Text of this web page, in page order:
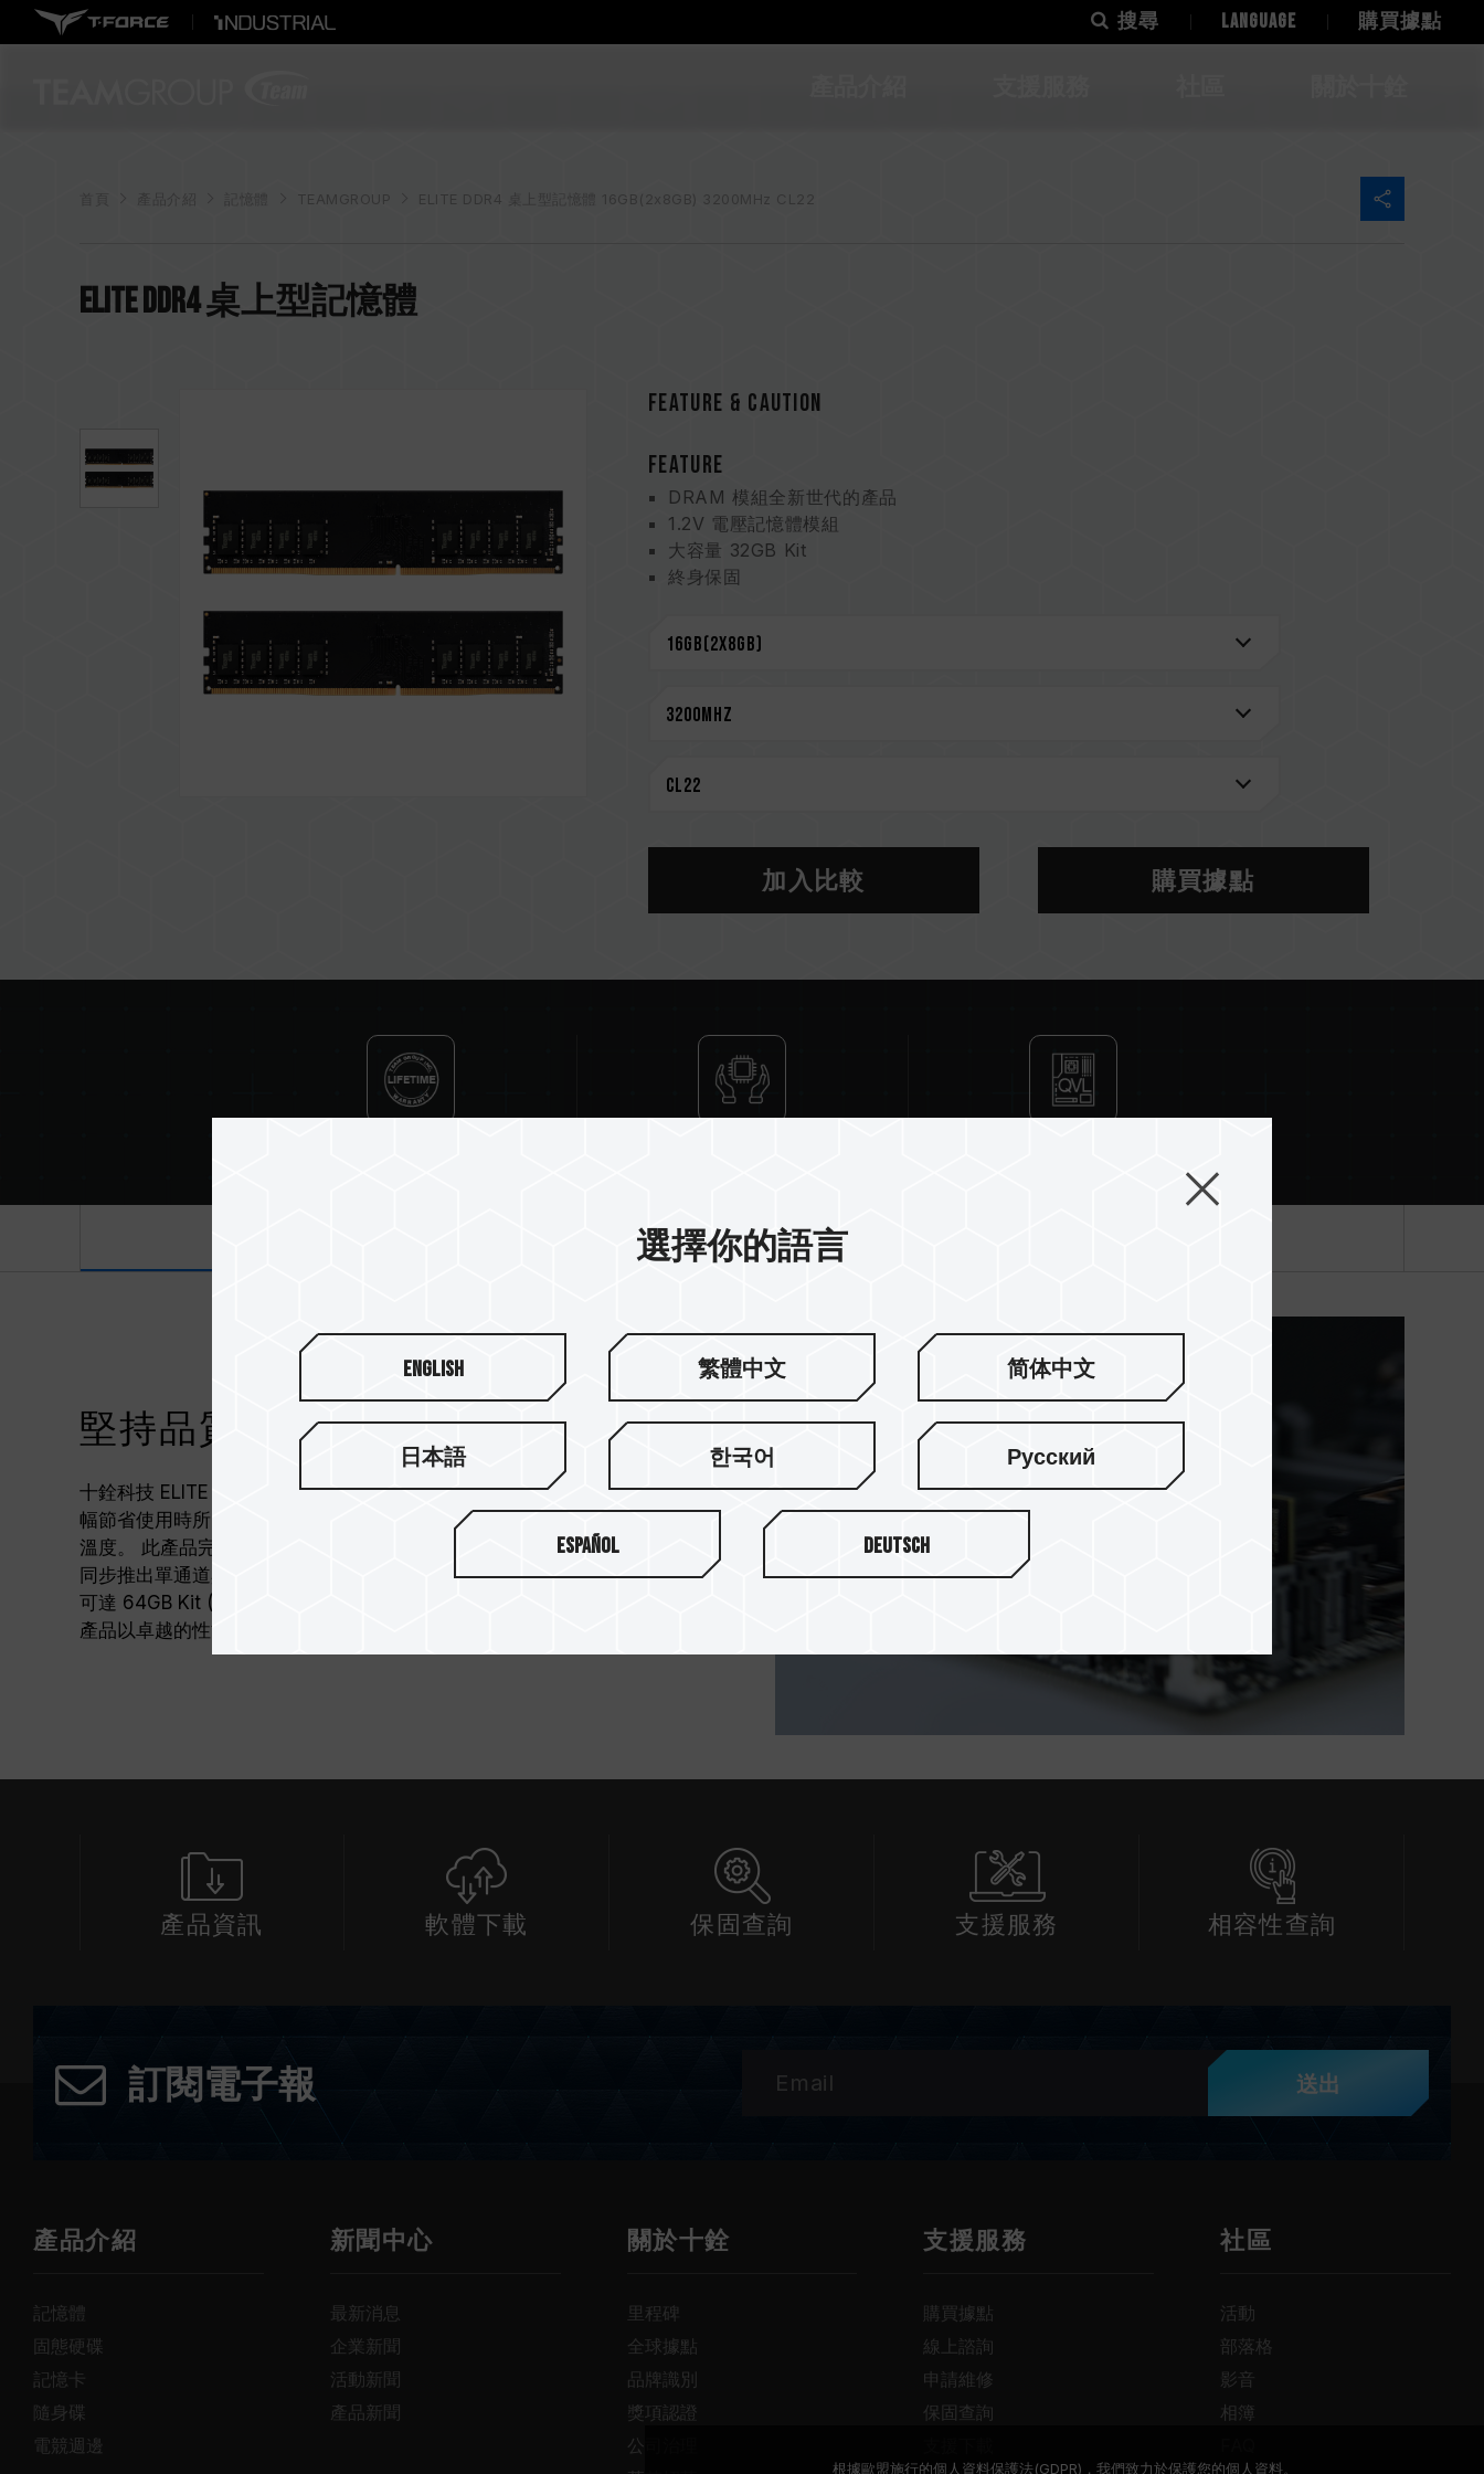
搜尋 LANGUAGE 購買據點
產品介紹 TEAMGROUP ELITE DDR4 桌上型記憶體 16GB(2x8GB) 3200MHz CL22
ELITE DDR4 桌上型記憶體
FEATURE & CAUTION
FEATURE
DRAM 模組全新世代的產品
1.2V 電壓記憶體模組
大容量 32GB Kit
終身保固
CAUTION
請勿混合使用不同容量、頻率、品牌、型號的記憶體。每一組套裝中的記憶體皆通過相容性
CPU 記憶體控制器(IMC)的體質以及當前使用的主機板 BIOS 版本皆可能會影響記憶體運
若未啟用 XMP 2.0（Intel），記憶體將以 SPD 預設頻率（JEDEC 標準）運行，如
DDR4 2133 / 2400 (或更低)。這屬正常現象，並非產品瑕疵。
超頻導致系統不穩定，請回復 BIOS 預設值。
請確認您的主機板與處理器支援對應的超頻技術（XMP2.0），否則記憶體可能無法達到標
示的超頻頻率。
十銓科技的記憶體模組皆在正常電壓情況下進行驗證，若有處理器或主機板故障狀況，請聯
繫處理器或主機板相關售後服務。
加入比較 購買據點
堅持品質至上的原則
十銓科技 ELITE 系列推出全新 DDR4 記憶體模組產品，工作電壓只要 1.2V，大
幅節省使用時所需電力。降低產品本身所產生的熱能，更能保持系統周邊的環境
溫度。 此產品完全符合 JEDEC 的規範，並保證與市面各主流平台百分百相容。
同步推出單通道與雙通道包裝，滿足不同層面使用者的各項需求，暫存空間最高
可達 64GB Kit (32GBx2) 大容量，使資料處理速度加倍迅速。十銓 ELITE 系列
產品以卓越的性能提供您穩健、長效、低功耗的優異品質。
產品資訊 軟體下載 保固查詢 支援服務 相容性查詢
訂閱電子報 送出
產品介紹
記憶體
固態硬碟
記憶卡
隨身碟
電競週邊
新聞中心
最新消息
企業新聞
活動新聞
產品新聞
關於十銓
里程碑
全球據點
品牌識別
獎項認證
公司治理
支援服務
購買據點
線上諮詢
申請維修
保固查詢
社區
活動
部落格
影音
相簿
選擇你的語言
English 繁體中文 简体中文
日本語 한국어 Русский
Español Deutsch
根據歐盟施行的個人資料保護法(GDPR)，我們致力於保護您的個人資料。